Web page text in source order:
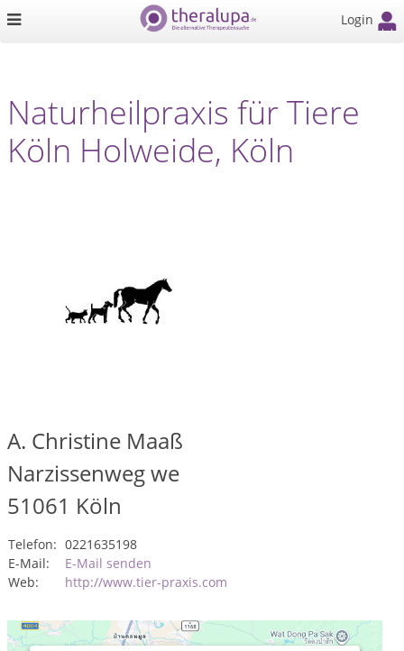
Login
Naturheilpraxis für Tiere
Köln Holweide, Köln
A. Christine Maaß
Narzissenweg we
51061 Köln
Telefon: 0221635198
E-Mail:
E-Mail senden
Web:
http://www.tier-praxis.com